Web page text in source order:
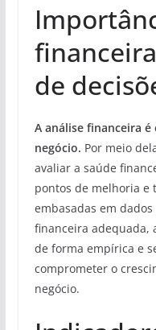
de
A análise financeira é
negócio. Por meio
avaliar a saúde
pontos de melhoria e
embasadas em
financeira adequada,
de forma empírica e
comprometer o
negócio.